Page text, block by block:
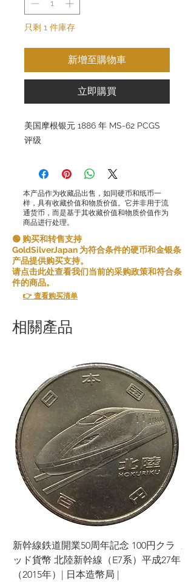
只剩 1 件庫存
新增至購物車
立即購買
美国摩根银元 1886 年 MS-62 PCGS
评级
本产品作为收藏品出售，如同硬币和纸币一
样，具有收藏价值和物质价值。它并非用于流
通货币，而是基于其收藏价值和物质价值作为
商品进行处理。
🟢 购买和转售支持
GoldSilverJapan 为符合条件的硬币和金银条
产品提供购买支持。
请点击此处查看我们当前的采购政策和符合条
件的商品。
👉 查看购买清单
相關產品
新幹線鉄道開業50周年記念 100円クラ
ッド貨幣 北陸新幹線（E7系）平成27年
（2015年）| 日本造幣局 |